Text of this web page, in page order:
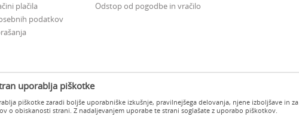
plačila
podatkov
Odstop od pogodbe in vračilo
uporablja piškotke
piškotke zaradi boljše uporabniške izkušnje, pravilnejšega delovanja, njene izboljšave in za
o obiskanosti strani. Z nadaljevanjem uporabe te strani soglašate z uporabo piškotkov.